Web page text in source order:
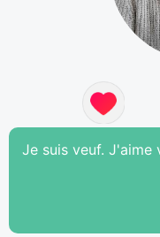
Je suis veuf. J'aime